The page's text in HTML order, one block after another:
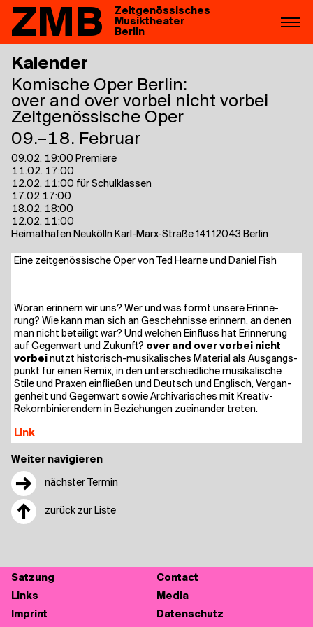
ZMB
Zeitgenössisches
Musiktheater
Berlin
Weiter navigieren
→ nächster Termin
↑ zurück zur Liste
Kalender
Komische Oper Berlin:
over and over vor­bei nicht vorbei
Zeitgenössische Oper
09.–18. Februar
09.02. 19:00 Premiere
11.02. 17:00
12.02. 11:00 für Schulklassen
17.02 17:00
18.02. 18:00
12.02. 11:00
Heimathafen Neukölln Karl-Marx-Straße 141 12043 Berlin
Eine zeit­ge­nös­si­sche Oper von Ted Hear­ne und Dani­el Fish
Wor­an erin­nern wir uns? Wer und was formt unse­re Erin­ne­
rung? Wie kann man sich an Gescheh­nis­se erin­nern, an denen
man nicht betei­ligt war? Und wel­chen Ein­fluss hat Erin­ne­rung
auf Gegen­wart und Zukunft? over and over vor­bei nicht
vor­bei nutzt his­to­risch-musi­ka­li­sches Mate­ri­al als Aus­gangs­
punkt für einen Remix, in den unter­schied­li­che musi­ka­li­sche
Sti­le und Pra­xen ein­flie­ßen und Deutsch und Eng­lisch, Ver­gan­
gen­heit und Gegen­wart sowie Archi­va­ri­sches mit Krea­tiv-
Rekom­bi­nie­ren­dem in Bezie­hun­gen zuein­an­der treten.
Link
Sat­zung
Cont­act
Links
Media
Imprint
Daten­schutz